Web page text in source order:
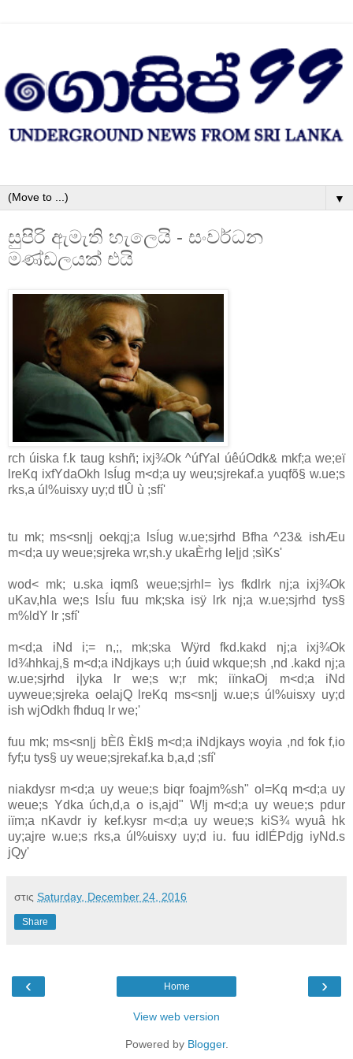
▼
සුපිරි ඇමැති හැලෙයි - සංවර්ධන
මණ්‌ඩලයක්‌ එයි
rch úiska f.k taug kshñ; ixj¾Ok ^úfYaI úêúOdk& mkf;a we;eï
lreKq ixfYdaOkh lsÍug m<d;a uy weu;sjrekaf.a yuqfõ§ w.ue;s
rks,a úl%uisxy uy;d tlÛ ù ;sfí'
tu mk; ms<sn|j oekqj;a lsÍug w.ue;sjrhd Bfha ^23& ishÆu
m<d;a uy weue;sjreka wr,sh.y ukaÈrhg le|jd ;sìKs'
wod< mk; u.ska iqmß weue;sjrhl= ìys fkdlrk nj;a ixj¾Ok
uKa‌v,hla‌ we;s lsÍu fuu mk;ska isÿ lrk nj;a w.ue;sjrhd tys§
m%ldY lr ;sfí'
m<d;a iNd i;= n,;, mk;ska Wÿrd fkd.kakd nj;a ixj¾Ok
ld¾hhkaj,§ m<d;a iNdjkays u;h úuid wkque;sh ,nd .kakd nj;a
w.ue;sjrhd i|yka lr we;s w;r mk; iïnkaOj m<d;a iNd
uyweue;sjreka oela‌jQ lreKq ms<sn|j w.ue;s úl%uisxy uy;d
ish wjOdkh fhduq lr we;'
fuu mk; ms<sn|j bÈß Èkl§ m<d;a iNdjkays woyia‌ ,nd fok f,io
fyf;u tys§ uy weue;sjrekaf.ka b,a,d ;sfí'
nia‌kdysr m<d;a uy weue;s biqr foajm%sh" ol=Kq m<d;a uy
weue;s Ydka úch,d,a o is,ajd" W!j m<d;a uy weue;s pdur
iïm;a nKa‌vdr iy kef.kysr m<d;a uy weue;s kiS¾ wyuâ hk
uy;ajre w.ue;s rks,a úl%uisxy uy;d iu. fuu idlÉPdjg iyNd.s
jQy'
στις Saturday, December 24, 2016
Share
‹ ›
Home
View web version
Powered by Blogger.